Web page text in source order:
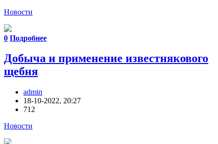
Новости
0 Подробнее
Добыча и применение известнякового
щебня
admin
18-10-2022, 20:27
712
Новости